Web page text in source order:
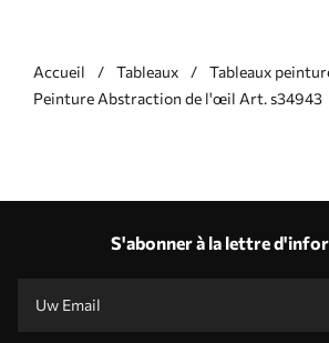
Accueil Tableaux
Tableaux
Peinture Abstraction de l'œil Art. s34943
S'abonner à la lettre